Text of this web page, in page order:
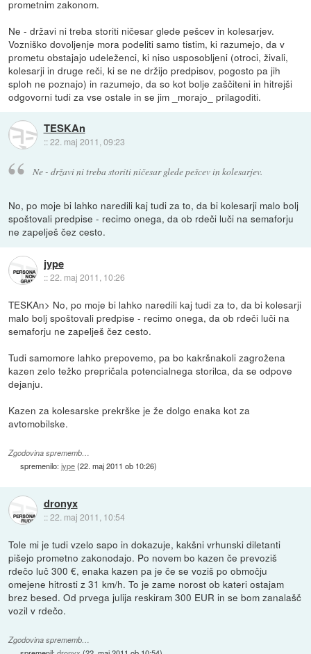
prometnim zakonom.
Ne - državi ni treba storiti ničesar glede pešcev in kolesarjev.
Vozniško dovoljenje mora podeliti samo tistim, ki razumejo, da v
prometu obstajajo udeleženci, ki niso usposobljeni (otroci, živali,
kolesarji in druge reči, ki se ne držijo predpisov, pogosto pa jih
sploh ne poznajo) in razumejo, da so kot bolje zaščiteni in hitrejši
odgovorni tudi za vse ostale in se jim _morajo_ prilagoditi.
TESKAn
::22. maj 2011, 09:23
Ne - državi ni treba storiti ničesar glede pešcev in kolesarjev.
No, po moje bi lahko naredili kaj tudi za to, da bi kolesarji malo bolj
spoštovali predpise - recimo onega, da ob rdeči luči na semaforju
ne zapelješ čez cesto.
jype
::22. maj 2011, 10:26
TESKAn> No, po moje bi lahko naredili kaj tudi za to, da bi kolesarji
malo bolj spoštovali predpise - recimo onega, da ob rdeči luči na
semaforju ne zapelješ čez cesto.
Tudi samomore lahko prepovemo, pa bo kakršnakoli zagrožena
kazen zelo težko prepričala potencialnega storilca, da se odpove
dejanju.
Kazen za kolesarske prekrške je že dolgo enaka kot za
avtomobilske.
Zgodovina sprememb…
spremenilo:jype(22. maj 2011 ob 10:26)
dronyx
::22. maj 2011, 10:54
Tole mi je tudi vzelo sapo in dokazuje, kakšni vrhunski diletanti
pišejo prometno zakonodajo. Po novem bo kazen če prevoziš
rdečo luč 300 €, enaka kazen pa je če se voziš po območju
omejene hitrosti z 31 km/h. To je zame norost ob kateri ostajam
brez besed. Od prvega julija reskiram 300 EUR in se bom zanalašč
vozil v rdečo.
Zgodovina sprememb…